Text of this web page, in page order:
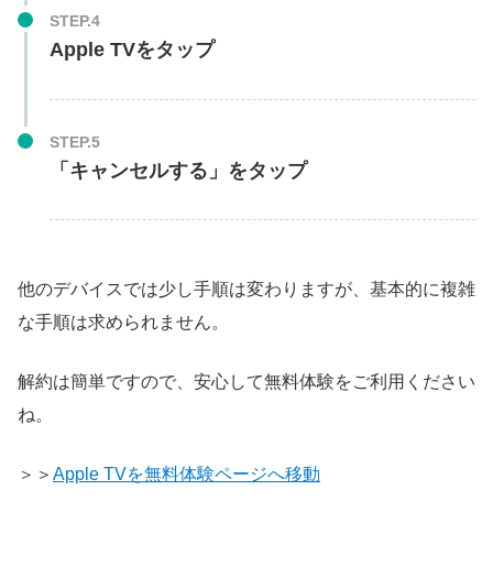
STEP.4
Apple TVをタップ
STEP.5
「キャンセルする」をタップ
他のデバイスでは少し手順は変わりますが、基本的に複雑
な手順は求められません。
解約は簡単ですので、安心して無料体験をご利用ください
ね。
＞＞ Apple TVを無料体験ページへ移動